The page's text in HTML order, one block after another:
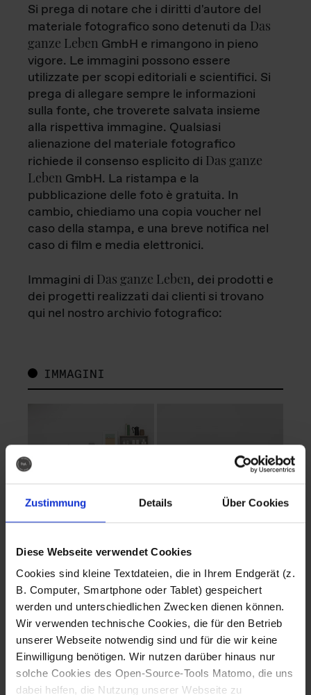
Zustimmung Details Über Cookies
Diese Webseite verwendet Cookies
Cookies sind kleine Textdateien, die in Ihrem Endgerät (z.
B. Computer, Smartphone oder Tablet) gespeichert
werden und unterschiedlichen Zwecken dienen können.
Wir verwenden technische Cookies, die für den Betrieb
unserer Webseite notwendig sind und für die wir keine
Einwilligung benötigen. Wir nutzen darüber hinaus nur
solche Cookies des Open-Source-Tools Matomo, die uns
dabei helfen, die Nutzung unserer Webseite zu
Si prega di notare che i diritti d'autore del
materiale fotografico sono detenuti da Das
ganze Leben GmbH e rimangono in pieno
vigore. Le immagini possono essere
utilizzate per scopi editoriali e scientifici. Si
prega di allegare sempre le informazioni
sulla fonte, che troverete salvata insieme
alla rispettiva immagine. Qualsiasi
alienazione del materiale fotografico
richiede il consenso esplicito di Das ganze
Leben GmbH. La ristampa e la
pubblicazione delle foto è gratuita. In
cambio, chiediamo una copia voucher nel
caso della stampa, e una breve notifica nel
caso di film e media elettronici.
Immagini di Das ganze Leben, dei prodotti e
dei progetti realizzati dai clienti si trovano
qui nel nostro archivio fotografico:
IMMAGINI
Fotografo: Lorenz
Sternbach
Download
Fotografo: Lorenz
Sternbach
Download